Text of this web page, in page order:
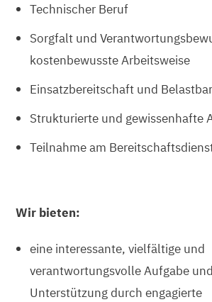
Technischer Beruf
Sorgfalt und
kostenbewusste Arbeitsweise
Einsatzbereitschaft und
Strukturierte und gewissenhafte
Teilnahme am
Wir bieten:
eine interessante, vielfältige und
verantwortungsvolle Aufgabe und
Unterstützung durch engagierte